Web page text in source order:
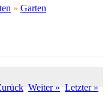
» Garten
Weiter » Letzter »